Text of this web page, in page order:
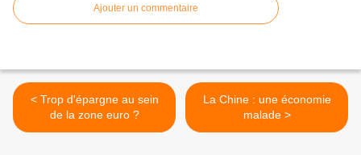
Ajouter un commentaire
< Trop d'épargne au sein
de la zone euro ?
La Chine : une économie
malade >